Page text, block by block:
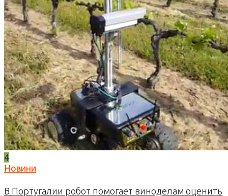
4
Новини
В Португалии робот помогает виноделам оценить